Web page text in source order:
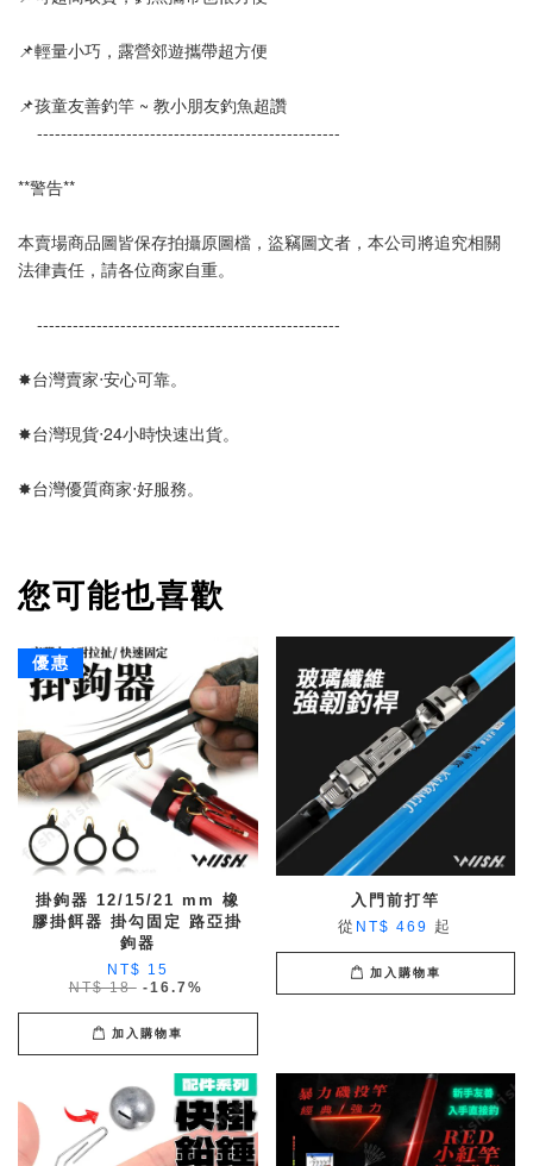
📌輕量小巧，露營郊遊攜帶超方便
📌孩童友善釣竿 ~ 教小朋友釣魚超讚
---------------------------------------------------
**警告**
本賣場商品圖皆保存拍攝原圖檔，盜竊圖文者，本公司將追究相關
法律責任，請各位商家自重。
---------------------------------------------------
✸台灣賣家‧安心可靠。
✸台灣現貨‧24小時快速出貨。
✸台灣優質商家‧好服務。
您可能也喜歡
優惠
掛鉤器 12/15/21 mm 橡
膠掛餌器 掛勾固定 路亞掛
鉤器
NT$ 15
NT$ 18 -16.7%
加入購物車
入門前打竿
從 NT$ 469 起
加入購物車